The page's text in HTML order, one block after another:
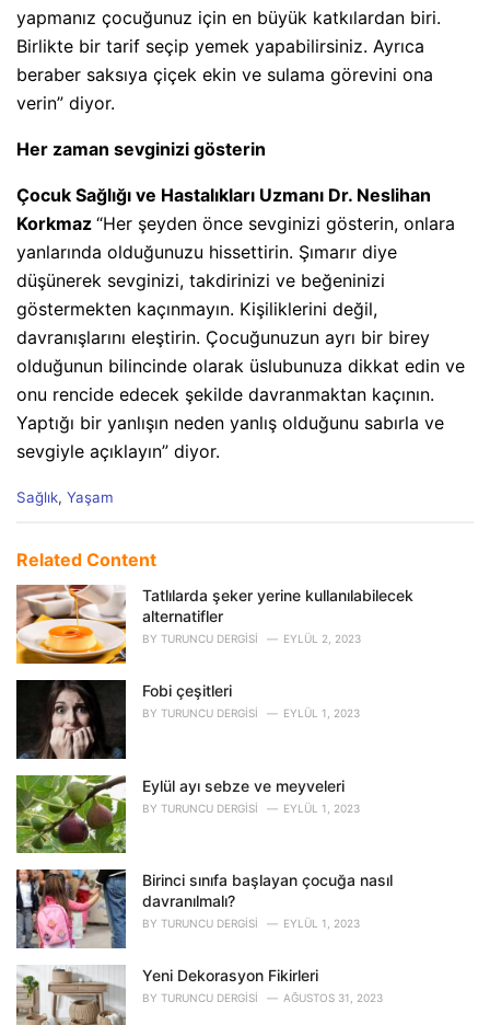
yapmanız çocuğunuz için en büyük katkılardan biri.
Birlikte bir tarif seçip yemek yapabilirsiniz. Ayrıca
beraber saksıya çiçek ekin ve sulama görevini ona
verin” diyor.
Her zaman sevginizi gösterin
Çocuk Sağlığı ve Hastalıkları Uzmanı Dr. Neslihan
Korkmaz “Her şeyden önce sevginizi gösterin, onlara
yanlarında olduğunuzu hissettirin. Şımarır diye
düşünerek sevginizi, takdirinizi ve beğeninizi
göstermekten kaçınmayın. Kişiliklerini değil,
davranışlarını eleştirin. Çocuğunuzun ayrı bir birey
olduğunun bilincinde olarak üslubunuza dikkat edin ve
onu rencide edecek şekilde davranmaktan kaçının.
Yaptığı bir yanlışın neden yanlış olduğunu sabırla ve
sevgiyle açıklayın” diyor.
C
e
o
r
i
e
Sağlık, Yaşam
Related Content
Tatlılarda şeker yerine kullanılabilecek
alternatifler
BY TURUNCU DERGISI EYLÜL 2, 2023
Fobi çeşitleri
BY TURUNCU DERGISI EYLÜL 1, 2023
Eylül ayı sebze ve meyveleri
BY TURUNCU DERGISI EYLÜL 1, 2023
Birinci sınıfa başlayan çocuğa nasıl
davranılmalı?
BY TURUNCU DERGISI EYLÜL 1, 2023
Yeni Dekorasyon Fikirleri
BY TURUNCU DERGISI AĞUSTOS 31, 2023